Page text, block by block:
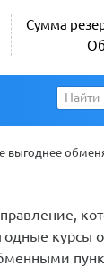
Сумма
выгоднее
курсы